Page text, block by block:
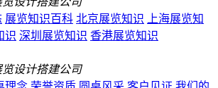
展览知识百科 北京展览知识
上海展览知
识 深圳展览知识 香港展览知识